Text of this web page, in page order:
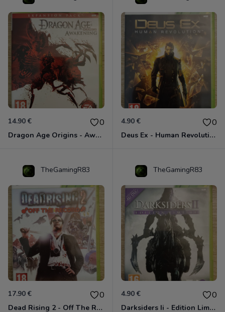
14.90 € 0
Dragon Age Origins - Awakening Xbox 360
4.90 € 0
Deus Ex - Human Revolution Xbox 360
TheGamingR83
17.90 € 0
Dead Rising 2 - Off The Record Xbox 360
TheGamingR83
4.90 € 0
Darksiders Ii - Edition Limitée Xbox 360